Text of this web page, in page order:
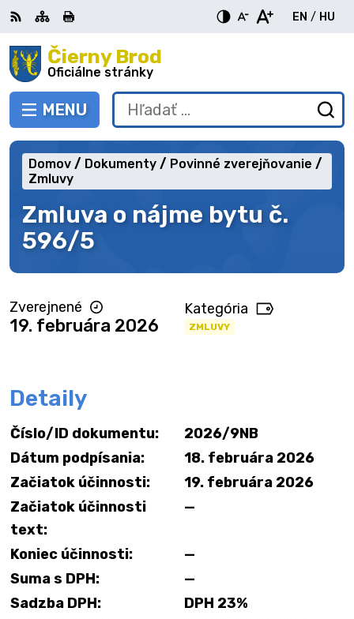
Preskočiť
na
obsah Čierny Brod
Oficiálne stránky
PREPNÚŤ
MENU
RSS MapaTlačiť
EN
English
/ HU
Hľadať:
Zmluva o nájme bytu č.
596/5
Domov Dokumenty
Povinné zverejňovanie
Zmluvy
Zverejnené
19. februára 2026
Kategória
ZMLUVY
Detaily
Číslo/ID dokumentu:
2026/9NB
Dátum podpísania:
18. februára 2026
Začiatok účinnosti:
19. februára 2026
Začiatok účinnosti
text:
—
Koniec účinnosti:
—
Suma s DPH:
—
Sadzba DPH:
DPH 23%